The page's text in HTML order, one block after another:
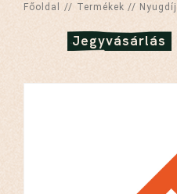
Főoldal // Termékek //
Jegyvásárlás